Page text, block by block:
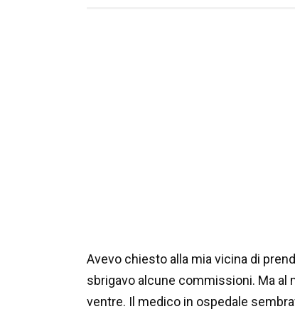
Avevo chiesto alla mia vicina di
sbrigavo alcune commissioni. Ma al
ventre. Il medico in ospedale